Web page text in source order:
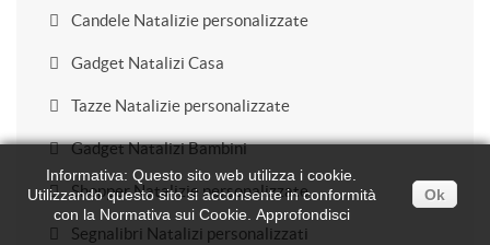
Candele Natalizie personalizzate
Gadget Natalizi Casa
Tazze Natalizie personalizzate
Gadget Natalizi Bambini
Shopper Natalizie personalizzate
Segnalibri Natalizi personalizzati
Informativa: Questo sito web utilizza i cookie.
Utilizzando questo sito si acconsente in conformità
con la Normativa sui Cookie. Approfondisci
Ok